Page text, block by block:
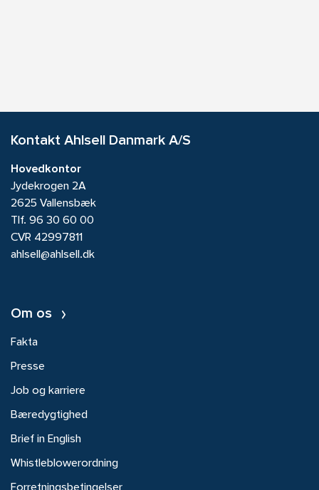
Kontakt Ahlsell Danmark A/S
Hovedkontor
Jydekrogen 2A
2625 Vallensbæk
Tlf. 96 30 60 00
CVR 42997811
ahlsell@ahlsell.dk
Om os
Fakta
Presse
Job og karriere
Bæredygtighed
Brief in English
Whistleblowerordning